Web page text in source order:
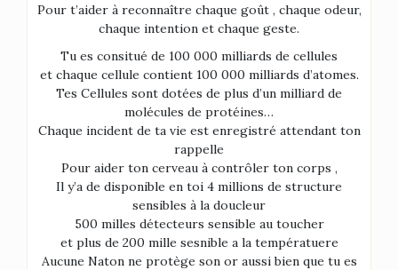
Pour t’aider à reconnaître chaque goût , chaque odeur,
chaque intention et chaque geste.
Tu es consitué de 100 000 milliards de cellules
et chaque cellule contient 100 000 milliards d’atomes.
Tes Cellules sont dotées de plus d’un milliard de
molécules de protéines…
Chaque incident de ta vie est enregistré attendant ton
rappelle
Pour aider ton cerveau à contrôler ton corps ,
Il y’a de disponible en toi 4 millions de structure
sensibles à la doucleur
500 milles détecteurs sensible au toucher
et plus de 200 mille sesnible a la températuere
Aucune Naton ne protège son or aussi bien que tu es